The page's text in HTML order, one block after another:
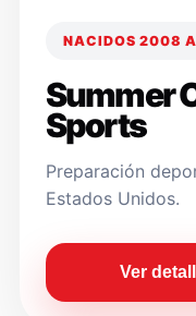
NACIDOS 2008
Summer
Sports
Preparación
Estados Unidos.
Ver